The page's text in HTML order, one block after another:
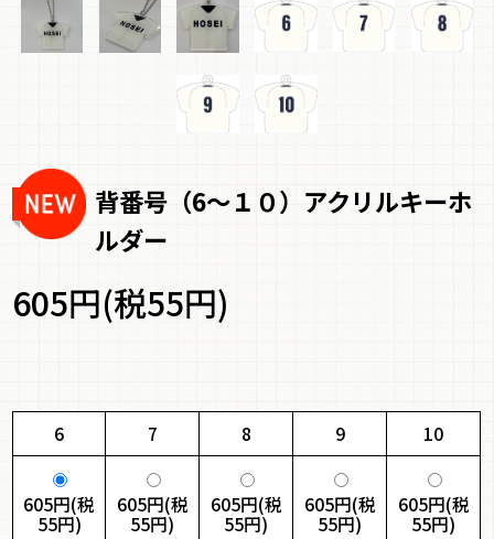
背番号（6～１０）アクリルキーホ
ルダー
605円(税55円)
6 7 8 9 10
605円(税
55円)
605円(税
55円)
605円(税
55円)
605円(税
55円)
605円(税
55円)